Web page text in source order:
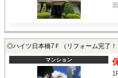
マンション